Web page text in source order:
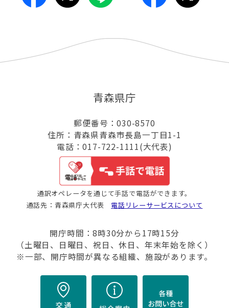
青森県庁
郵便番号：030-8570
住所：青森県青森市長島一丁目1-1
電話：017-722-1111(大代表)
通訳オペレータを通じて手話で電話ができます。
通話先：青森県庁大代表 電話リレーサービスについて
開庁時間：8時30分から17時15分
（土曜日、日曜日、祝日、休日、年末年始を除く）
※一部、開庁時間が異なる組織、施設があります。